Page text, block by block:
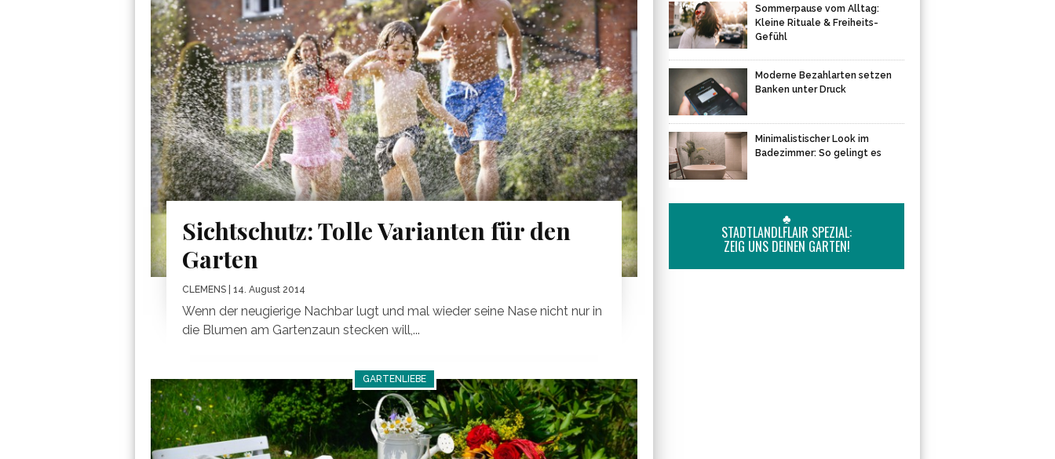
Sichtschutz: Tolle Varianten für den
Garten
CLEMENS | 14. August 2014
Wenn der neugierige Nachbar lugt und mal wieder seine Nase nicht nur in
die Blumen am Gartenzaun stecken will,...
GARTENLIEBE
Sommerpause vom Alltag:
Kleine Rituale & Freiheits-
Gefühl
Moderne Bezahlarten setzen
Banken unter Druck
Minimalistischer Look im
Badezimmer: So gelingt es
♣
STADTLANDLFLAIR SPEZIAL:
ZEIG UNS DEINEN GARTEN!